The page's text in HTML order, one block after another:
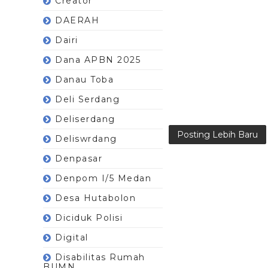
DAERAH
Dairi
Dana APBN 2025
Danau Toba
Deli Serdang
Deliserdang
Deliswrdang
Denpasar
Denpom I/5 Medan
Desa Hutabolon
Diciduk Polisi
Digital
Disabilitas Rumah
Posting Lebih Baru